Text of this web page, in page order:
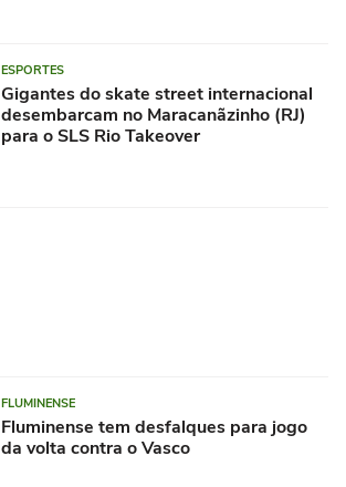
ESPORTES
Gigantes do skate street internacional
desembarcam no Maracanãzinho (RJ)
para o SLS Rio Takeover
FLUMINENSE
Fluminense tem desfalques para jogo
da volta contra o Vasco